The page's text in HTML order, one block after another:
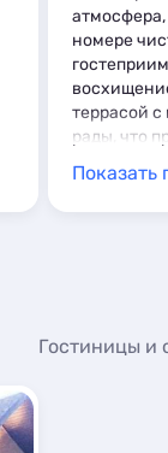
атмосфера,
номере
террасой с
рады, что
Показать
Гостиницы и